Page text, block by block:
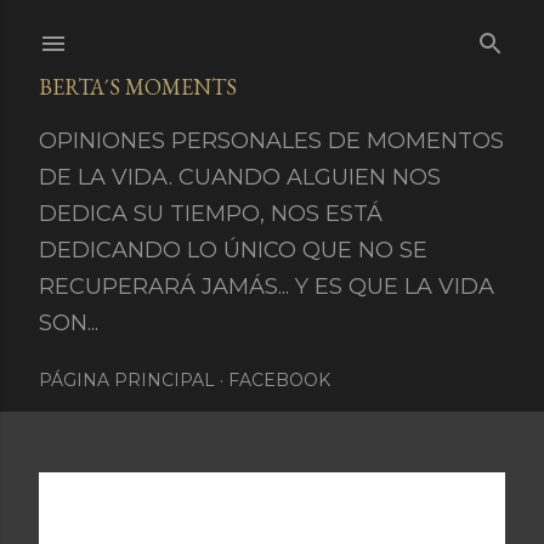
BERTA´S MOMENTS
OPINIONES PERSONALES DE MOMENTOS
DE LA VIDA. CUANDO ALGUIEN NOS
DEDICA SU TIEMPO, NOS ESTÁ
DEDICANDO LO ÚNICO QUE NO SE
RECUPERARÁ JAMÁS... Y ES QUE LA VIDA
SON...
PÁGINA PRINCIPAL FACEBOOK